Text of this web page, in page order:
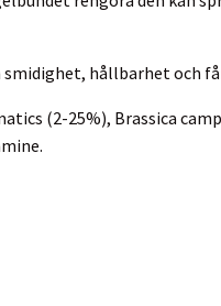
hållbarhet och
(2-25%), Brassica